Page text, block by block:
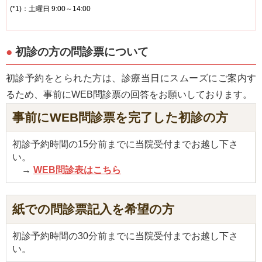
(*1)：土曜日 9:00～14:00
初診の方の問診票について
初診予約をとられた方は、診療当日にスムーズにご案内す
るため、事前にWEB問診票の回答をお願いしております。
事前にWEB問診票を完了した初診の方
初診予約時間の15分前までに当院受付までお越し下さ
い。
→ WEB問診表はこちら
紙での問診票記入を希望の方
初診予約時間の30分前までに当院受付までお越し下さ
い。